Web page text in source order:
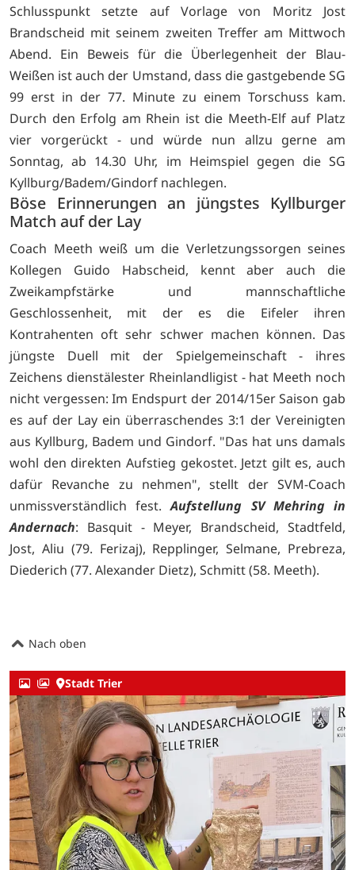
Schlusspunkt setzte auf Vorlage von Moritz Jost
Brandscheid mit seinem zweiten Treffer am Mittwoch
Abend. Ein Beweis für die Überlegenheit der Blau-
Weißen ist auch der Umstand, dass die gastgebende SG
99 erst in der 77. Minute zu einem Torschuss kam.
Durch den Erfolg am Rhein ist die Meeth-Elf auf Platz
vier vorgerückt - und würde nun allzu gerne am
Sonntag, ab 14.30 Uhr, im Heimspiel gegen die SG
Kyllburg/Badem/Gindorf nachlegen.
Böse Erinnerungen an jüngstes Kyllburger
Match auf der Lay
Coach Meeth weiß um die Verletzungssorgen seines
Kollegen Guido Habscheid, kennt aber auch die
Zweikampfstärke und mannschaftliche
Geschlossenheit, mit der es die Eifeler ihren
Kontrahenten oft sehr schwer machen können. Das
jüngste Duell mit der Spielgemeinschaft - ihres
Zeichens dienstälester Rheinlandligist - hat Meeth noch
nicht vergessen: Im Endspurt der 2014/15er Saison gab
es auf der Lay ein überraschendes 3:1 der Vereinigten
aus Kyllburg, Badem und Gindorf. "Das hat uns damals
wohl den direkten Aufstieg gekostet. Jetzt gilt es, auch
dafür Revanche zu nehmen", stellt der SVM-Coach
unmissverständlich fest.Aufstellung SV Mehring in
Andernach: Basquit - Meyer, Brandscheid, Stadtfeld,
Jost, Aliu (79. Ferizaj), Repplinger, Selmane, Prebreza,
Diederich (77. Alexander Dietz), Schmitt (58. Meeth).
Nach oben
Stadt Trier